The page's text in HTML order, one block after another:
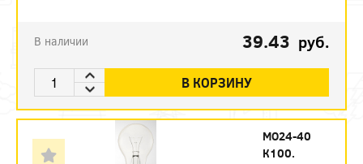
В наличии 39.43 руб.
В КОРЗИНУ
МО24-40
К100.